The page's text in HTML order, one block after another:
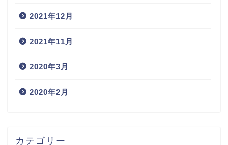
2021年12月
2021年11月
2020年3月
2020年2月
カテゴリー